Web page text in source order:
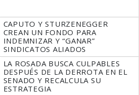
CAPUTO Y STURZENEGGER
CREAN UN FONDO PARA
INDEMNIZAR Y “GANAR”
SINDICATOS ALIADOS
LA ROSADA BUSCA CULPABLES
DESPUÉS DE LA DERROTA EN EL
SENADO Y RECALCULA SU
ESTRATEGIA